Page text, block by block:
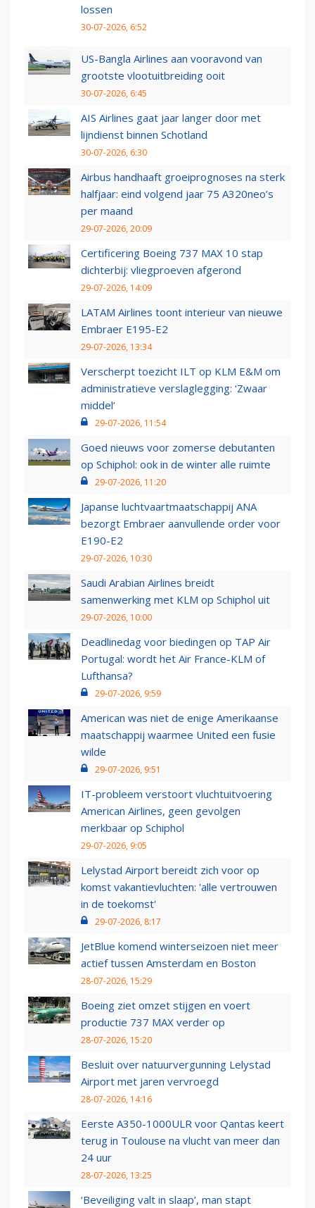
lossen
30-07-2026, 6:52
US-Bangla Airlines aan vooravond van
grootste vlootuitbreiding ooit
30-07-2026, 6:45
AIS Airlines gaat jaar langer door met
lijndienst binnen Schotland
30-07-2026, 6:30
Airbus handhaaft groeiprognoses na sterk
halfjaar: eind volgend jaar 75 A320neo’s
per maand
29-07-2026, 20:09
Certificering Boeing 737 MAX 10 stap
dichterbij: vliegproeven afgerond
29-07-2026, 14:09
LATAM Airlines toont interieur van nieuwe
Embraer E195-E2
29-07-2026, 13:34
Verscherpt toezicht ILT op KLM E&M om
administratieve verslaglegging: ‘Zwaar
middel’
29-07-2026, 11:54
Goed nieuws voor zomerse debutanten
op Schiphol: ook in de winter alle ruimte
29-07-2026, 11:20
Japanse luchtvaartmaatschappij ANA
bezorgt Embraer aanvullende order voor
E190-E2
29-07-2026, 10:30
Saudi Arabian Airlines breidt
samenwerking met KLM op Schiphol uit
29-07-2026, 10:00
Deadlinedag voor biedingen op TAP Air
Portugal: wordt het Air France-KLM of
Lufthansa?
29-07-2026, 9:59
American was niet de enige Amerikaanse
maatschappij waarmee United een fusie
wilde
29-07-2026, 9:51
IT-probleem verstoort vluchtuitvoering
American Airlines, geen gevolgen
merkbaar op Schiphol
29-07-2026, 9:05
Lelystad Airport bereidt zich voor op
komst vakantievluchten: 'alle vertrouwen
in de toekomst'
29-07-2026, 8:17
JetBlue komend winterseizoen niet meer
actief tussen Amsterdam en Boston
28-07-2026, 15:29
Boeing ziet omzet stijgen en voert
productie 737 MAX verder op
28-07-2026, 15:20
Besluit over natuurvergunning Lelystad
Airport met jaren vervroegd
28-07-2026, 14:16
Eerste A350-1000ULR voor Qantas keert
terug in Toulouse na vlucht van meer dan
24 uur
28-07-2026, 13:25
‘Beveiliging valt in slaap’, man stapt